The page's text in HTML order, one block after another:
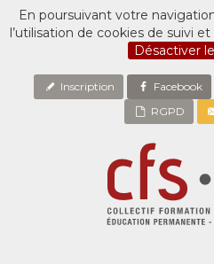
En poursuivant votre
l’utilisation de cookies de suivi
Désactiver
Inscription Facebook
RGPD